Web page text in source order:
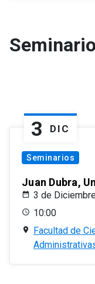
3 DIC
Seminarios
Juan Dubra,
3 de
10:00
Facultad de